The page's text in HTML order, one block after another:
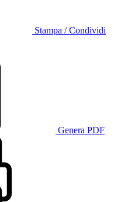
Stampa / Condividi
Genera PDF